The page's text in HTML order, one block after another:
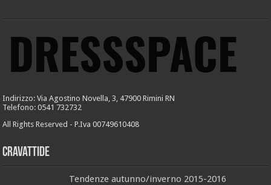
Indirizzo: Via Agostino Novella, 3, 47900 Rimini RN
Telefono: 0541 732732
All Rights Reserved - P.Iva 00749610408
Cravattide
Tendenze autunno/inverno 2015-2016